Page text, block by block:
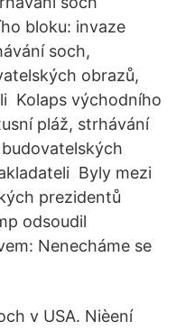
bloku: invaze
soch,
obrazů,
Kolaps východního
pláž, strhávání
Byly mezi
prezidentů
odsoudil
Nenecháme se
v USA. Nièení